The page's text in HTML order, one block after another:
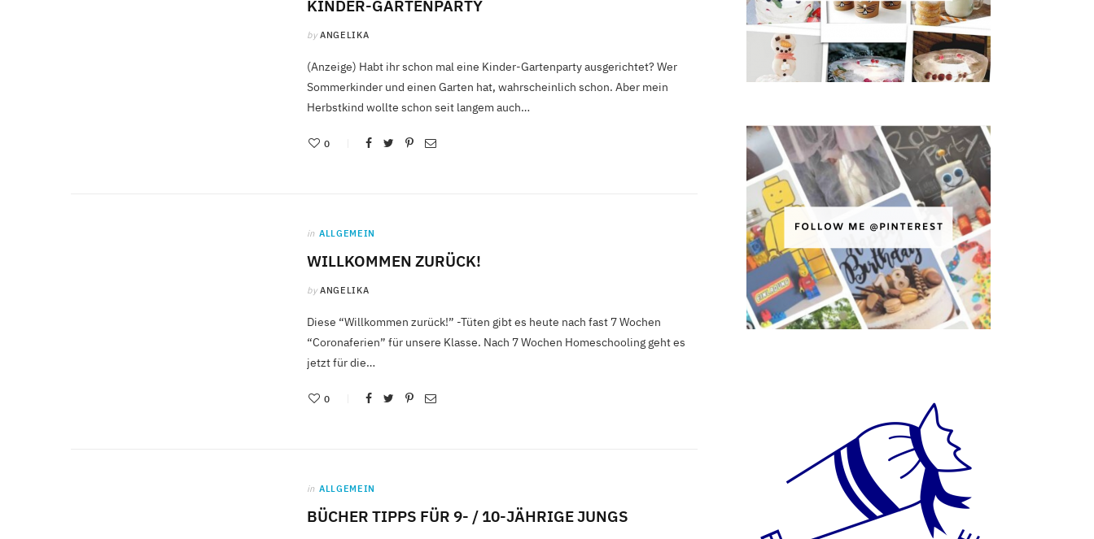
KINDER-GARTENPARTY
by ANGELIKA
(Anzeige) Habt ihr schon mal eine Kinder-Gartenparty ausgerichtet? Wer
Sommerkinder und einen Garten hat, wahrscheinlich schon. Aber mein
Herbstkind wollte schon seit langem auch…
0
in ALLGEMEIN
WILLKOMMEN ZURÜCK!
by ANGELIKA
Diese “Willkommen zurück!” -Tüten gibt es heute nach fast 7 Wochen
“Coronaferien” für unsere Klasse. Nach 7 Wochen Homeschooling geht es
jetzt für die…
0
in ALLGEMEIN
BÜCHER TIPPS FÜR 9- / 10-JÄHRIGE JUNGS